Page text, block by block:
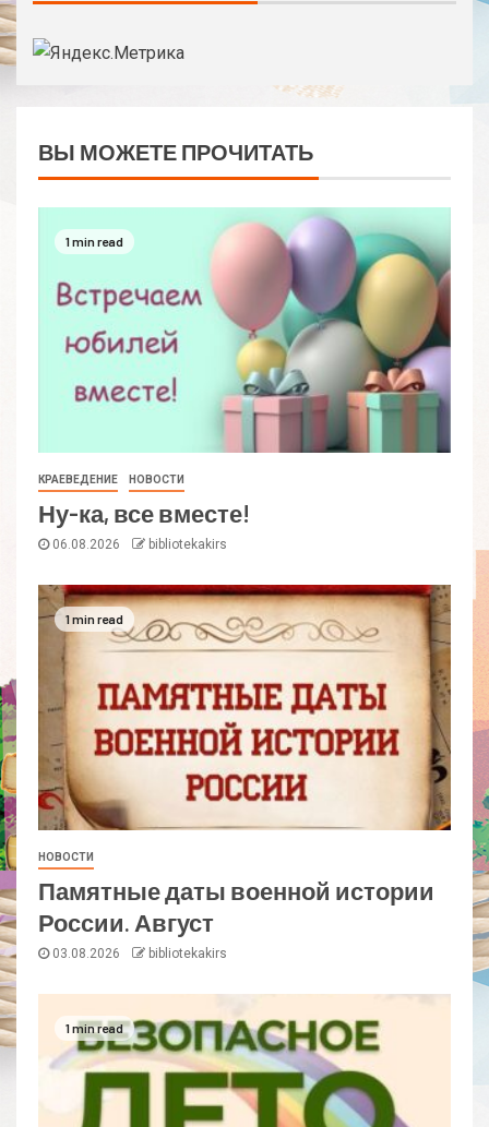
ВЫ МОЖЕТЕ ПРОЧИТАТЬ
1 min read
КРАЕВЕДЕНИЕ НОВОСТИ
Ну-ка, все вместе!
06.08.2026 bibliotekakirs
1 min read
НОВОСТИ
Памятные даты военной истории
России. Август
03.08.2026 bibliotekakirs
1 min read